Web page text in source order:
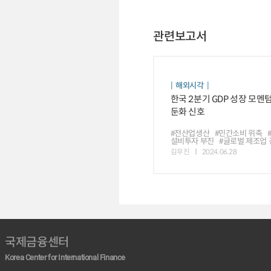
관련보고서
해외시각
한국 2분기 GDP 성장 모멘텀
둔화 신호
#전산업생산 #민간소비 위축 #
설비투자 부진 #글로벌 제조업
김우진 2024.06.28
국제금융센터
Korea Center for International Finance